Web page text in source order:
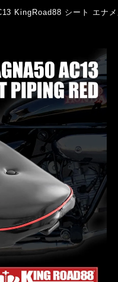
KingRoad88 シート エナ